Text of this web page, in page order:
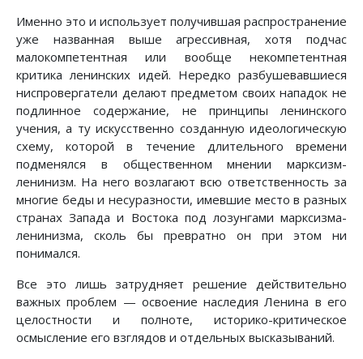
Именно это и использует получившая распространение
уже названная выше агрессивная, хотя подчас
малокомпетентная или вообще некомпетентная
критика ленинских идей. Нередко разбушевавшиеся
ниспровергатели делают предметом своих нападок не
подлинное содержание, не принципы ленинского
учения, а ту искусственно созданную идеологическую
схему, которой в течение длительного времени
подменялся в общественном мнении марксизм-
ленинизм. На него возлагают всю ответственность за
многие беды и несуразности, имевшие место в разных
странах Запада и Востока под лозунгами марксизма-
ленинизма, сколь бы превратно он при этом ни
понимался.
Все это лишь затрудняет решение действительно
важных проблем — освоение наследия Ленина в его
целостности и полноте, историко-критическое
осмысление его взглядов и отдельных высказываний.